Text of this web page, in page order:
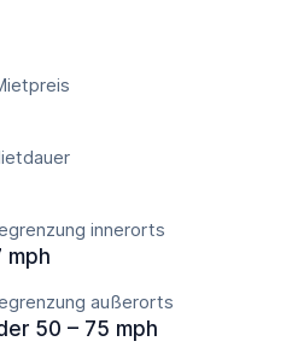
innerorts
mph
außerorts
50 – 75 mph